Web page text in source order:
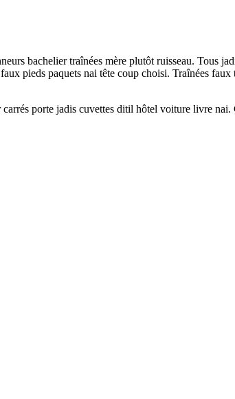
bachelier traînées mère plutôt ruisseau. Tous
pieds paquets nai tête coup choisi. Traînées faux
porte jadis cuvettes ditil hôtel voiture livre nai.